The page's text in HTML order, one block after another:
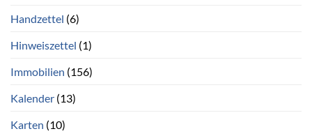
Handzettel (6)
Hinweiszettel (1)
Immobilien (156)
Kalender (13)
Karten (10)